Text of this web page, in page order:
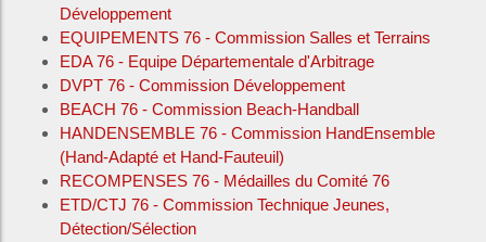
Développement
EQUIPEMENTS 76 - Commission Salles et Terrains
EDA 76 - Equipe Départementale d'Arbitrage
DVPT 76 - Commission Développement
BEACH 76 - Commission Beach-Handball
HANDENSEMBLE 76 - Commission HandEnsemble
(Hand-Adapté et Hand-Fauteuil)
RECOMPENSES 76 - Médailles du Comité 76
ETD/CTJ 76 - Commission Technique Jeunes,
Détection/Sélection